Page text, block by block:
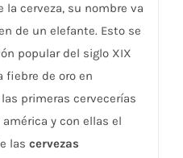
la cerveza, su nombre va
de un elefante. Esto se
popular del siglo XIX
fiebre de oro en
primeras cervecerías
y con ellas el
las cervezas